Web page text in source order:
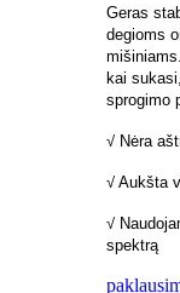
Geras
degioms
kai
sprogimo
√ Nėra
√ Aukšta
√
spektrą